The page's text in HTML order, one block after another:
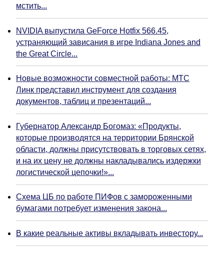
мстить...
NVIDIA выпустила GeForce Hotfix 566.45,
устраняющий зависания в игре Indiana Jones and
the Great Circle...
Новые возможности совместной работы: МТС
Линк представил инструмент для создания
документов, таблиц и презентаций...
Губернатор Александр Богомаз: «Продукты,
которые производятся на территории Брянской
области, должны присутствовать в торговых сетях,
и на их цену не должны накладывались издержки
логистической цепочки!»...
Схема ЦБ по работе ПИФов с замороженными
бумагами потребует изменения закона...
В какие реальные активы вкладывать инвестору...